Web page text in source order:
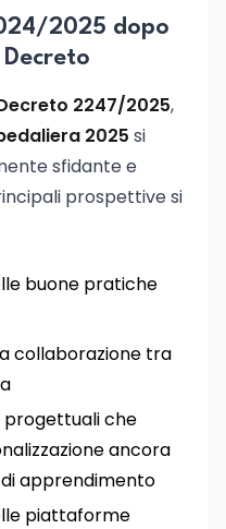
2025 dopo
2247/2025,
2025 si
sfidante e
prospettive si
buone pratiche
collaborazione tra
progettuali che
ancora
apprendimento
piattaforme